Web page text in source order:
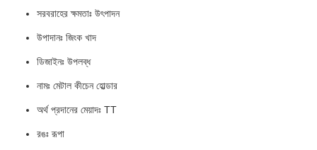
সরবরাহের ক্ষমতাঃ উৎপাদন
উপাদানঃ জিংক খাদ
ডিজাইনঃ উপলব্ধ
নামঃ মেটাল কীচেন হোল্ডার
অর্থ প্রদানের মেয়াদঃ TT
রঙঃ রূপা